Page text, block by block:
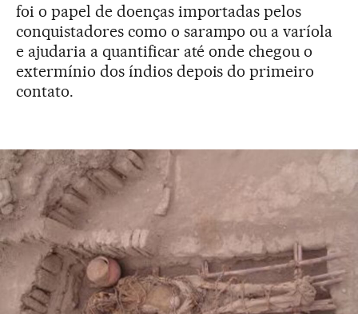
foi o papel de doenças importadas pelos
conquistadores como o sarampo ou a varíola
e ajudaria a quantificar até onde chegou o
extermínio dos índios depois do primeiro
contato.